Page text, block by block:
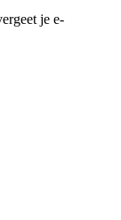
je e-